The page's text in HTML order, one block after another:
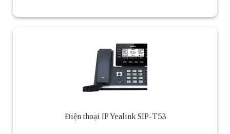
Điện thoại IP Yealink SIP-T53